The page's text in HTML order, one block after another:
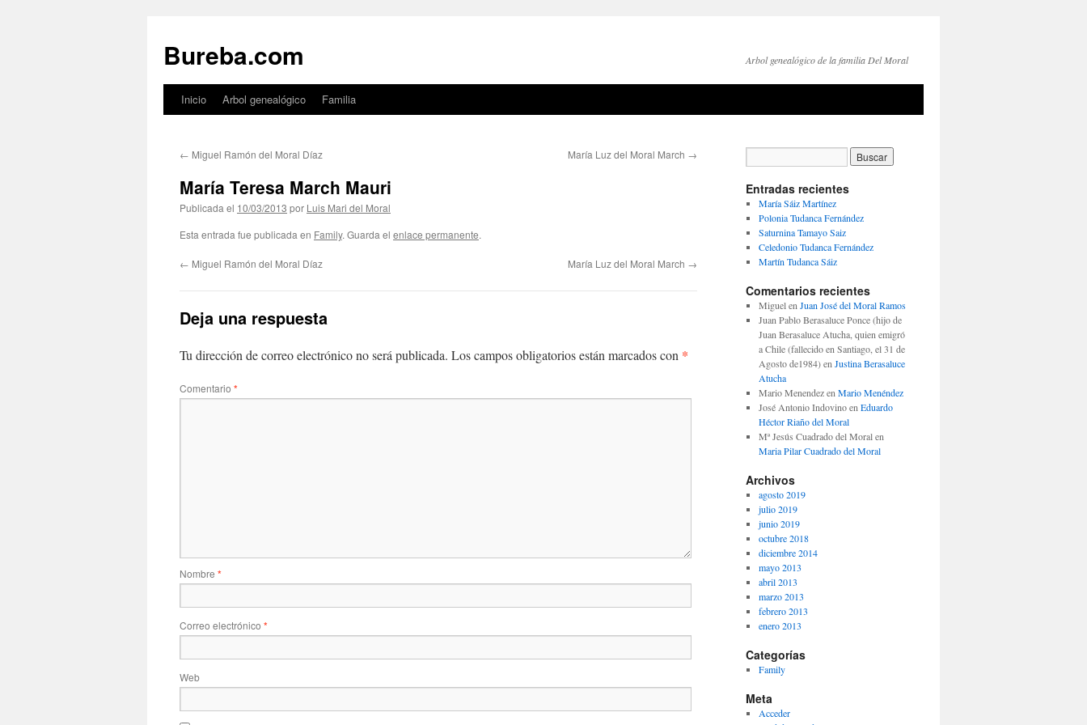
Bureba.com Arbol genealógico de la familia Del Moral
Saltar
contenido
Inicio Arbol genealógico Familia
← Miguel Ramón del Moral Díaz María Luz del Moral March →
María Teresa March Mauri
Publicada el 10/03/2013 por Luis Mari del Moral
Esta entrada fue publicada en Family. Guarda el enlace permanente.
← Miguel Ramón del Moral Díaz María Luz del Moral March →
Deja una respuesta
Tu dirección de correo electrónico no será publicada. Los campos obligatorios están marcados con *
Comentario *
Nombre *
Correo electrónico *
Web
Entradas recientes
María Sáiz Martínez
Polonia Tudanca Fernández
Saturnina Tamayo Saiz
Celedonio Tudanca Fernández
Martín Tudanca Sáiz
Comentarios recientes
Miguelen Juan José del Moral Ramos
Juan Pablo Berasaluce Ponce (hijo de
Juan Berasaluce Atucha, quien emigró
a Chile (fallecido en Santiago, el 31 de
Agosto de1984)en Justina Berasaluce
Atucha
Mario Menendezen Mario Menéndez
José Antonio Indovinoen Eduardo
Héctor Riaño del Moral
Mª Jesús Cuadrado del Moralen
Maria Pilar Cuadrado del Moral
Archivos
agosto 2019
julio 2019
junio 2019
octubre 2018
diciembre 2014
mayo 2013
abril 2013
marzo 2013
febrero 2013
enero 2013
Categorías
Family
Meta
Acceder